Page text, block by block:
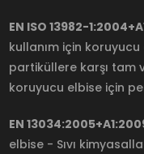
EN ISO 13982-
kullanım için
partiküllere karşı tam
koruyucu elbise için
EN
elbise - Sıvı